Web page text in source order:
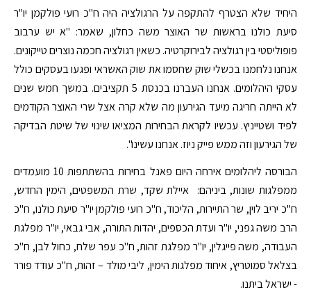
היחיד שלא הצטרף להתקפה על הרגולציה היה ח"כ רועי פולקמן יו"ר
סיעת כולנו בראשות שר האוצר משה כחלון, שאמר: "א יש ערבוב
פופוליסטי בין רגולציה לבירוקרטיה. כשאין רגולציה חכמה נוצרים טייקונים.
אנחנו נלחמנו בכשלי שוק שחסמו את שוק האשראי ופגעו בעסקים כולל
עסקי היהלומים. אנחנו העברנו בכנסת 5 תקציבים. במשך חמש שנים
לא הייתה חריגה מיעד הגירעון מה שלא קרה אצל שרי האוצר הקודמים
לפיד ושטייניץ. עכשיו לקראת הבחירות המציאו שינוי של שיטת הבדיקה
של הגירעון וזה ממש פייק ניוז. אנחנו עשינו".
הבורסה ליהלומים אירחה היום פאנל בחירות בהשתתפות 10 מועמדים
ממפלגות שונות, ביניהם: איילת שקד, שרת המשפטים, הימין החדש,
ח"כ יריב לוין, שר התיירות, הליכוד, ח"כ רועי פולקמן יו"ר סיעת כולנו, ח"כ
הרב משה גפני, יו"ר ועדת הכספים, יהדות התורה, אבי גבאי, יו"ר מפלגת
העבודה, משה פייגלין, יו"ר מפלגת זהות, ח"כ עפר שלח, כחול לבן, ח"כ
בצלאל סמוטריץ, איחוד מפלגות הימין, ליבי מולד – זהות, ח"כ עודד פורר
- ישראל ביתנו.